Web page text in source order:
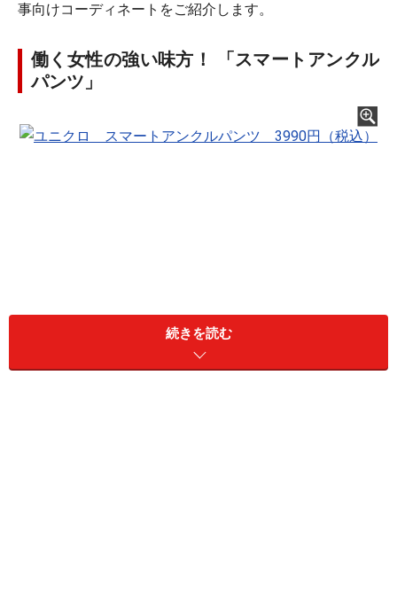
事向けコーディネートをご紹介します。
働く女性の強い味方！ 「スマートアンクル
パンツ」
続きを読む